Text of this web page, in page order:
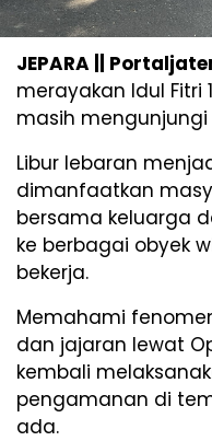
JEPARA ||
merayakan Idul Fitri
masih
Libur lebaran
dimanfaatkan
bersama keluarga
ke berbagai obyek
bekerja.
Memahami
dan jajaran lewat
kembali
pengamanan di
ada.